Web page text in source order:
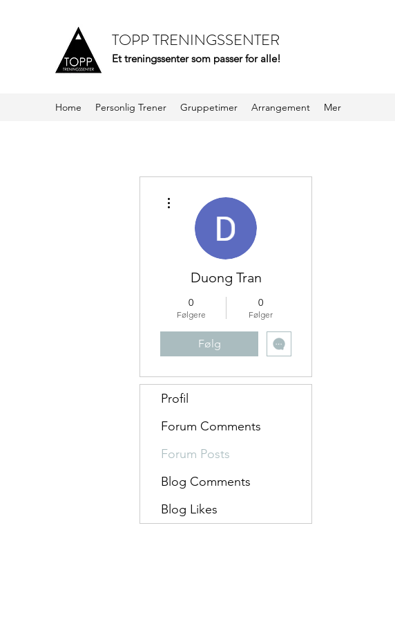
Et treningssenter som passer for alle!
TOPP TRENINGSSENTER
Home Personlig Trener Gruppetimer Arrangement Mer
Duong Tran
0
Følgere
0
Følger
Følg
Profil
Forum Comments
Forum Posts
Blog Comments
Blog Likes